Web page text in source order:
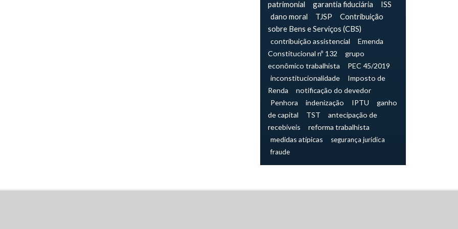
patrimonial
garantia fiduciária
ISS
dano moral
TJSP
Contribuição
sobre Bens e Serviços (CBS)
contribuição assistencial
Emenda
Constitucional nº 132
grupo
econômico trabalhista
PEC 45/2019
inconstitucionalidade
Imposto de
Renda
notificação do devedor
Penhora
indenização IPTU
ganho
de capital
TST
antecipação de
recebíveis
reforma trabalhista
medidas atípicas
segurança jurídica
fraude